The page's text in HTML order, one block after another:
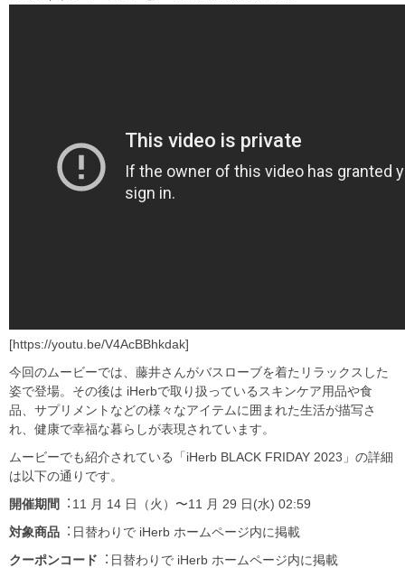
[https://youtu.be/V4AcBBhkdak]
今回のムービーでは、藤井さんがバスローブを着たリラックスした
姿で登場。その後は iHerbで取り扱っているスキンケア用品や食
品、サプリメントなどの様々なアイテムに囲まれた生活が描写さ
れ、健康で幸福な暮らしが表現されています。
ムービーでも紹介されている「iHerb BLACK FRIDAY 2023」の詳細
は以下の通りです。
開催期間 ︓11 ⽉ 14 ⽇（⽕）〜11 ⽉ 29 ⽇(⽔) 02:59
対象商品 ︓⽇替わりで iHerb ホームページ内に掲載
クーポンコード ︓⽇替わりで iHerb ホームページ内に掲載